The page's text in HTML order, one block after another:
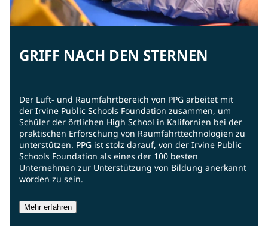
GRIFF NACH DEN STERNEN
Der Luft- und Raumfahrtbereich von PPG arbeitet mit
der Irvine Public Schools Foundation zusammen, um
Schüler der örtlichen High School in Kalifornien bei der
praktischen Erforschung von Raumfahrttechnologien zu
unterstützen. PPG ist stolz darauf, von der Irvine Public
Schools Foundation als eines der 100 besten
Unternehmen zur Unterstützung von Bildung anerkannt
worden zu sein.
Mehr erfahren